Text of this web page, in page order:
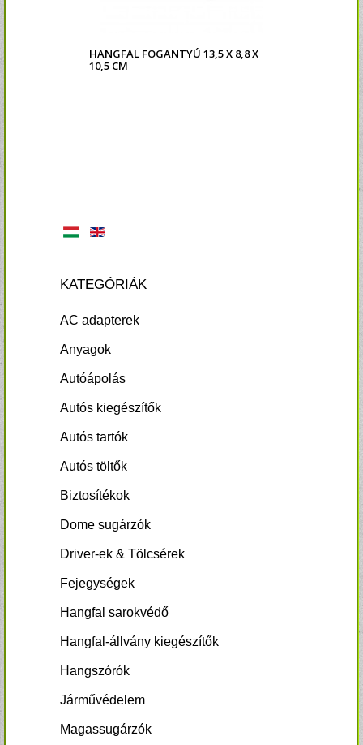
HANGFAL FOGANTYÚ 13,5 X 8,8 X
10,5 CM
KATEGÓRIÁK
AC adapterek
Anyagok
Autóápolás
Autós kiegészítők
Autós tartók
Autós töltők
Biztosítékok
Dome sugárzók
Driver-ek & Tölcsérek
Fejegységek
Hangfal sarokvédő
Hangfal-állvány kiegészítők
Hangszórók
Járművédelem
Magassugárzók